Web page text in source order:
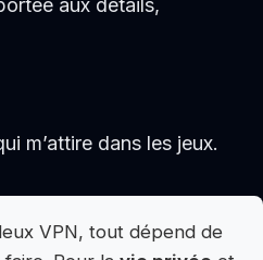
aux détails,
m’attire dans les jeux.
VPN, tout dépend de